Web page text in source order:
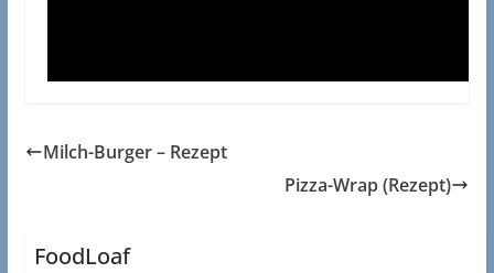
Milch-Burger – Rezept
Pizza-Wrap (Rezept)
FoodLoaf